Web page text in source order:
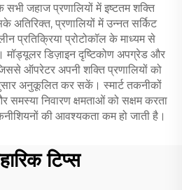
सभी जहाज प्रणालियों में इष्टतम शक्ति
अतिरिक्त, प्रणालियों में उन्नत सर्किट
प्रतिक्रिया प्रोटोकॉल के माध्यम से
मॉड्यूलर डिज़ाइन दृष्टिकोण अपग्रेड और
ऑपरेटर अपनी शक्ति प्रणालियों को
अनुकूलित कर सकें। स्मार्ट तकनीकों
समस्या निवारण क्षमताओं को सक्षम करता
की आवश्यकता कम हो जाती है।
टिप्स